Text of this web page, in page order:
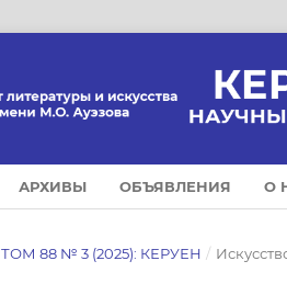
АРХИВЫ ОБЪЯВЛЕНИЯ О
ТОМ 88 № 3 (2025): КЕРУЕН /